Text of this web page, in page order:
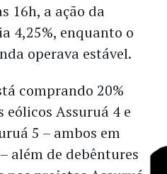
16h, a ação da
4,25%, enquanto o
operava estável.
comprando 20%
eólicos Assuruá 4 e
5 – ambos em
além de debêntures